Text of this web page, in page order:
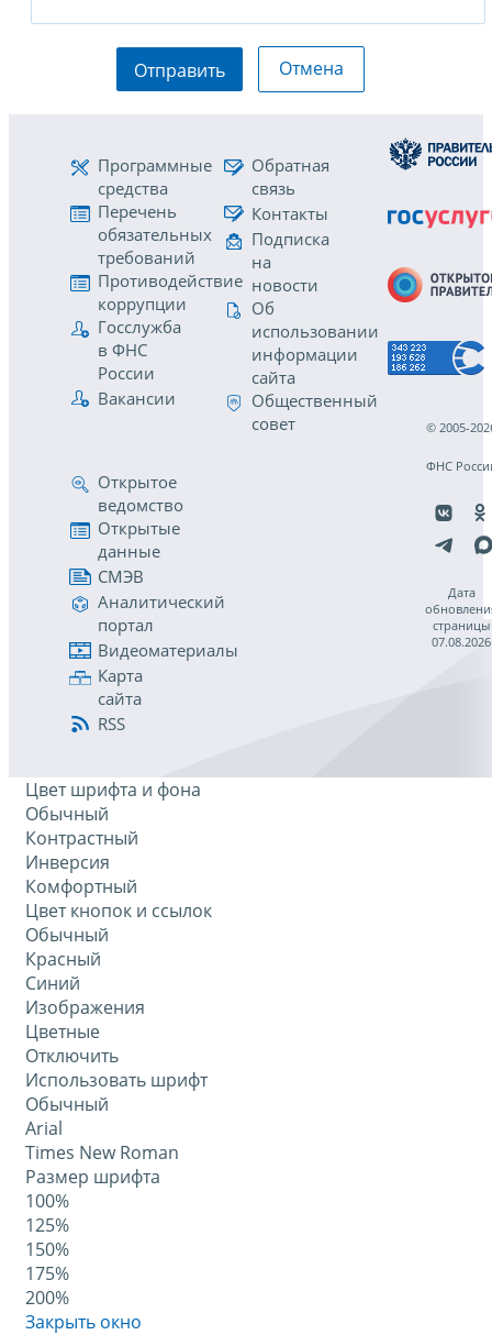
Отправить Отмена
Программные
средства
Перечень
обязательных
требований
Противодействие
коррупции
Госслужба
в ФНС
России
Вакансии
Обратная
связь
Контакты
Подписка
на
новости
Об
использовании
информации
сайта
Общественный
совет
Открытое
ведомство
Открытые
данные
СМЭВ
Аналитический
портал
Видеоматериалы
Карта
сайта
RSS
© 2005-
ФНС
Дата
страницы
07.08.2026
Цвет шрифта и фона
Обычный
Контрастный
Инверсия
Комфортный
Цвет кнопок и ссылок
Обычный
Красный
Синий
Изображения
Цветные
Отключить
Использовать шрифт
Обычный
Arial
Times New Roman
Размер шрифта
100%
125%
150%
175%
200%
Закрыть окно